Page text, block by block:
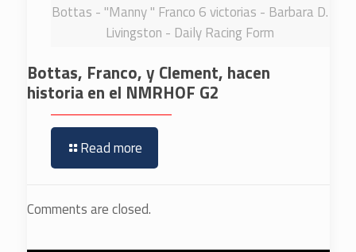
Bottas - "Manny " Franco 6 victorias - Barbara D.
Livingston - Daily Racing Form
Bottas, Franco, y Clement, hacen
historia en el NMRHOF G2
Read more
Comments are closed.